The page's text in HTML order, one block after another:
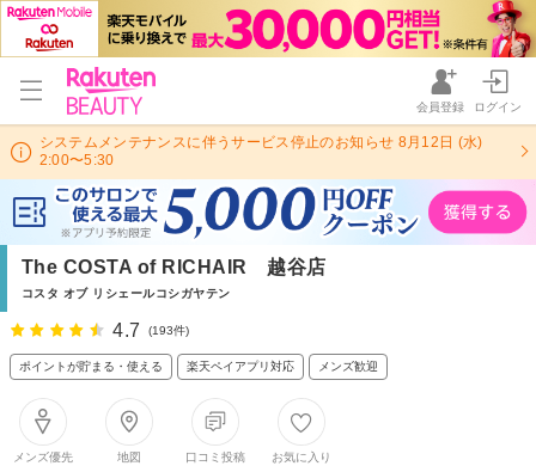
会員登録 ログイン
システムメンテナンスに伴うサービス停止のお知らせ 8月12日 (水)
2:00〜5:30
The COSTA of RICHAIR 越谷店
コスタ オブ リシェールコシガヤテン
4.7 (193件)
ポイントが貯まる・使える 楽天ペイアプリ対応 メンズ歓迎
メンズ優先
地図
口コミ投稿
お気に入り